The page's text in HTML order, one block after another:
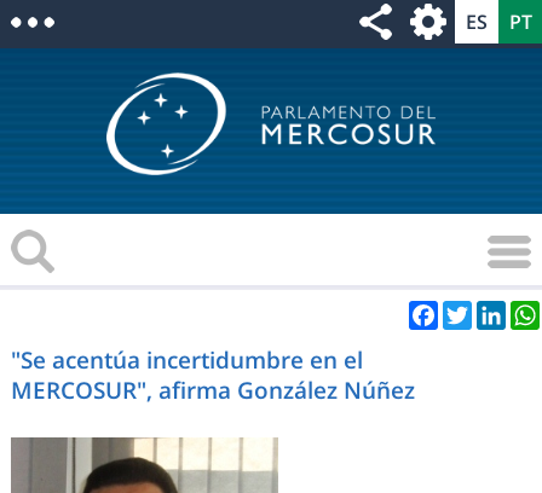
Facebook
Twitter
"Se acentúa incertidumbre en el
MERCOSUR", afirma González Núñez